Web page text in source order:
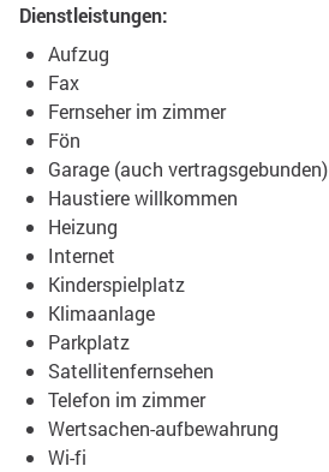
Dienstleistungen:
Aufzug
Fax
Fernseher im zimmer
Fön
Garage (auch vertragsgebunden)
Haustiere willkommen
Heizung
Internet
Kinderspielplatz
Klimaanlage
Parkplatz
Satellitenfernsehen
Telefon im zimmer
Wertsachen-aufbewahrung
Wi-fi